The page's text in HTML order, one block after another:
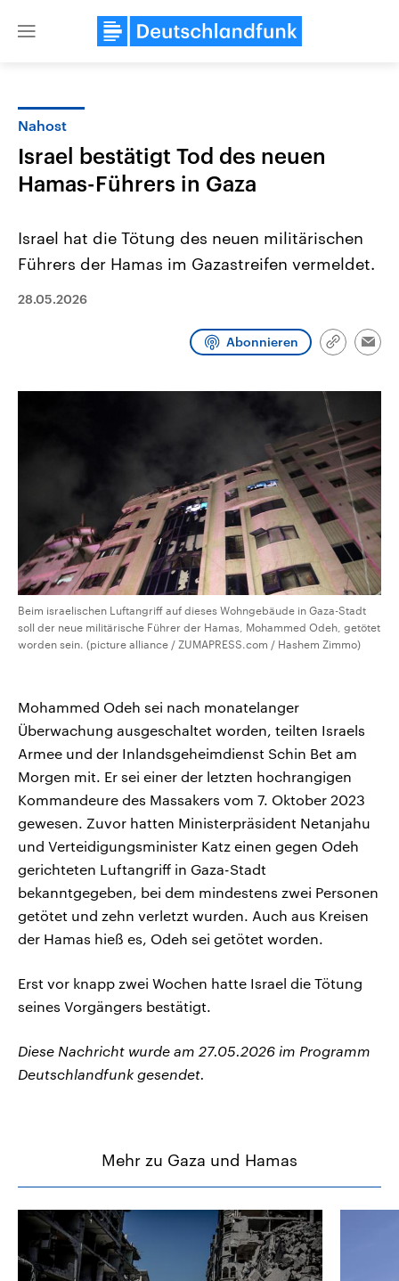
Close
Bundesland von einer Koalition aus
und Kandidaten der anstehenden
Hintergründe
Wirtschaftlich und
mit großem Einfluss auf
aktuelle Weltgeschehen.
Podcasts
Nahost
Israel bestätigt Tod des neuen
Hamas-Führers in Gaza
Israel hat die Tötung des neuen militärischen
Führers der Hamas im Gazastreifen vermeldet.
28.05.2026
Abonnieren
Link
Beim israelischen Luftangriff auf dieses Wohngebäude in Gaza-Stadt
soll der neue militärische Führer der Hamas, Mohammed Odeh, getötet
worden sein. (picture alliance / ZUMAPRESS.com / Hashem Zimmo)
Mohammed Odeh sei nach monatelanger
Überwachung ausgeschaltet worden, teilten Israels
Armee und der Inlandsgeheimdienst Schin Bet am
Morgen mit. Er sei einer der letzten hochrangigen
Kommandeure des Massakers vom 7. Oktober 2023
gewesen. Zuvor hatten Ministerpräsident Netanjahu
und Verteidigungsminister Katz einen gegen Odeh
gerichteten Luftangriff in Gaza-Stadt
bekanntgegeben, bei dem mindestens zwei Personen
getötet und zehn verletzt wurden. Auch aus Kreisen
der Hamas hieß es, Odeh sei getötet worden.
Erst vor knapp zwei Wochen hatte Israel die Tötung
seines Vorgängers bestätigt.
Diese Nachricht wurde am 27.05.2026 im Programm
Deutschlandfunk gesendet.
Mehr zu Gaza und Hamas